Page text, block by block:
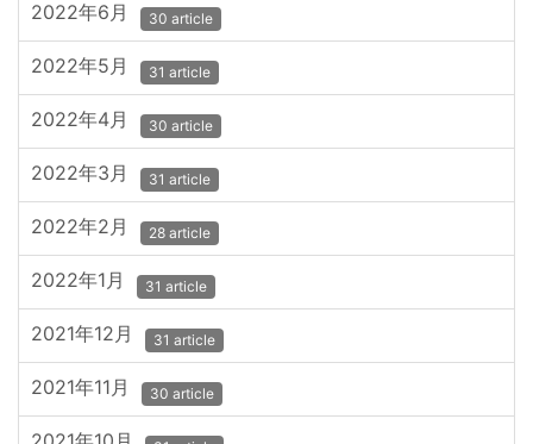
2022年6月 30 article
2022年5月 31 article
2022年4月 30 article
2022年3月 31 article
2022年2月 28 article
2022年1月 31 article
2021年12月 31 article
2021年11月 30 article